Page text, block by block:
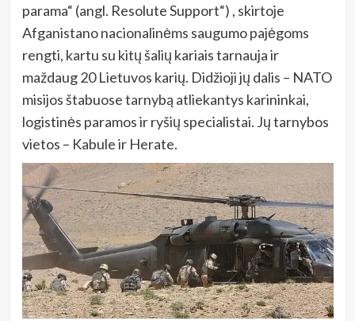
parama“ (angl. Resolute Support“) , skirtoje
Afganistano nacionalinėms saugumo pajėgoms
rengti, kartu su kitų šalių kariais tarnauja ir
maždaug 20 Lietuvos karių. Didžioji jų dalis – NATO
misijos štabuose tarnybą atliekantys karininkai,
logistinės paramos ir ryšių specialistai. Jų tarnybos
vietos – Kabule ir Herate.